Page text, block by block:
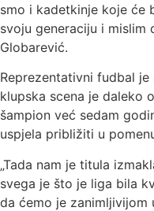
smo i kadetkinje koje će
svoju generaciju i mislim
Globarević.
Reprezentativni fudbal
klupska scena je daleko
šampion već sedam
uspjela približiti u
„Tada nam je titula
svega je što je liga bila
da ćemo je zanimljivijom